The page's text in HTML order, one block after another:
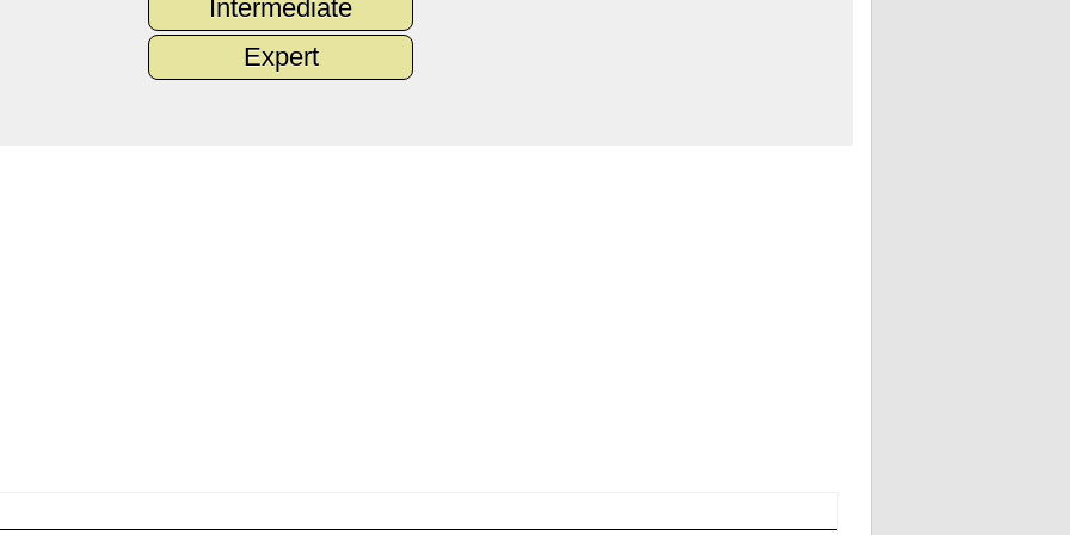
Intermediate
Expert